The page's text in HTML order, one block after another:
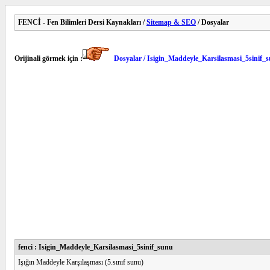
FENCİ - Fen Bilimleri Dersi Kaynakları /Sitemap & SEO / Dosyalar
Orijinali görmek için : Dosyalar /
fenci : Isigin_Maddeyle_Karsilasmasi_5sinif_sunu
Işığın Maddeyle Karşılaşması (5.sınıf sunu)